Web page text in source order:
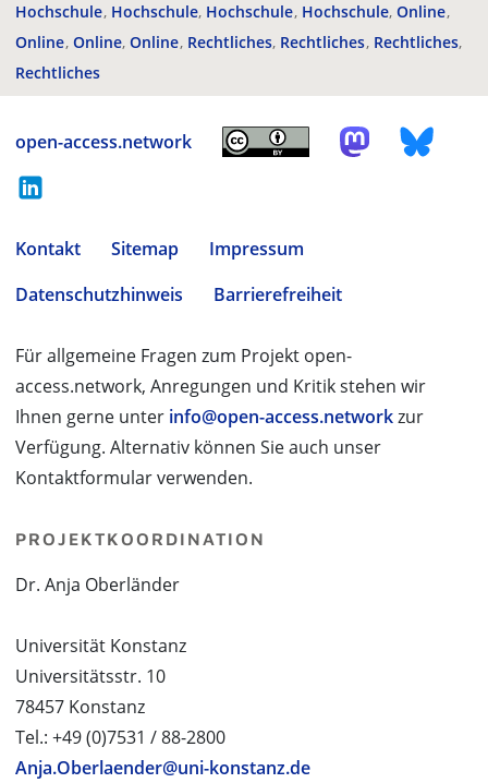
Hochschule Hochschule Hochschule Hochschule Online
Online Online Online Rechtliches Rechtliches Rechtliches
Rechtliches
open-access.network
Kontakt Sitemap
Impressum
Datenschutzhinweis
Barrierefreiheit
Für allgemeine Fragen zum Projekt open-
access.network, Anregungen und Kritik stehen wir
Ihnen gerne unter info@open-access.networkzur
Verfügung. Alternativ können Sie auch unser
Kontaktformular verwenden.
PROJEKTKOORDINATION
Dr. Anja Oberländer
Universität Konstanz
Universitätsstr. 10
78457 Konstanz
Tel.: +49 (0)7531 / 88-2800
Anja.Oberlaender@uni-konstanz.de